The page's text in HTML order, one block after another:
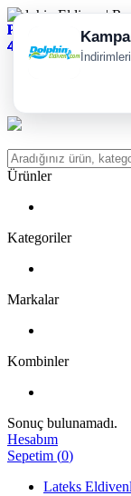
Dolphin Eldiven |
Ürünler
Kategoriler
Markalar
Kombinler
Sonuç bulunamadı.
Hesabım
Sepetim (0)
Lateks